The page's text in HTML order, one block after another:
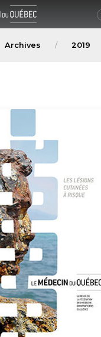
Archives 2019